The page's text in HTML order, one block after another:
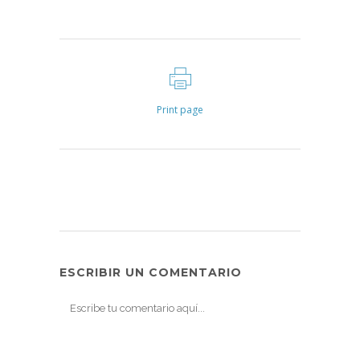
Print page
ESCRIBIR UN COMENTARIO